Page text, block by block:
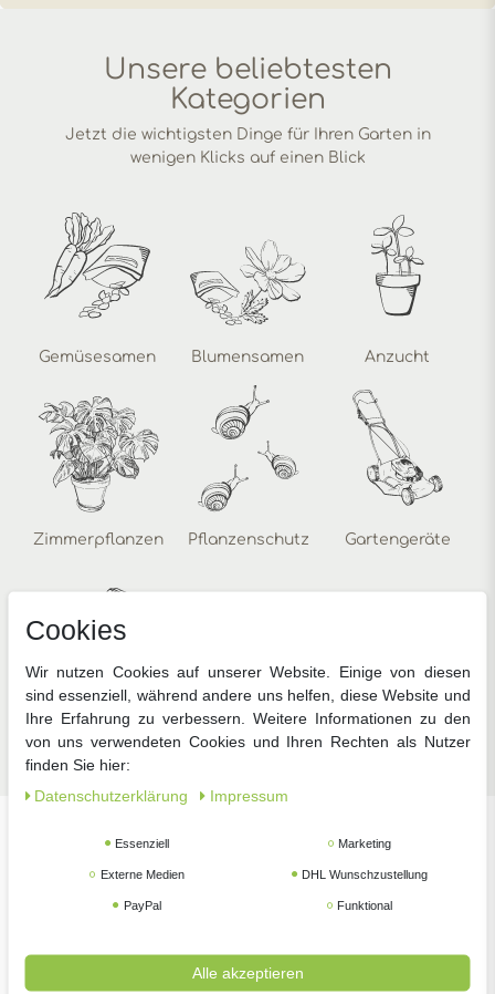
Unsere beliebtesten
Kategorien
Jetzt die wichtigsten Dinge für Ihren Garten in
wenigen Klicks auf einen Blick
Gemüsesamen Blumensamen Anzucht
Zimmerpflanzen Pflanzenschutz Gartengeräte
Zubehör
Unsere beliebtesten Marken
Cookies
Wir nutzen Cookies auf unserer Website. Einige von diesen
sind essenziell, während andere uns helfen, diese Website und
Ihre Erfahrung zu verbessern. Weitere Informationen zu den
von uns verwendeten Cookies und Ihren Rechten als Nutzer
finden Sie hier:
Daten­schutz­erklärung
Impressum
Essenziell Marketing
Externe Medien DHL Wunschzustellung
PayPal Funktional
Alle akzeptieren